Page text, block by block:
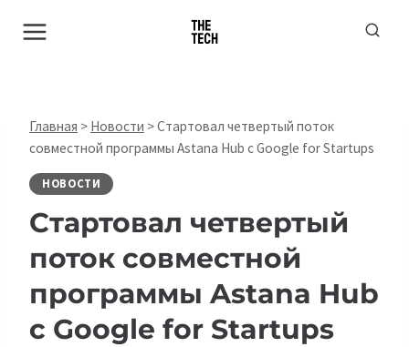
Главная > Новости >Стартовал четвертый поток
совместной программы Astana Hub с Google for Startups
НОВОСТИ
Стартовал четвертый
поток совместной
программы Astana Hub
с Google for Startups